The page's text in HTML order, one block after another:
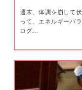
週末、体調を崩して
って、エネルギーバ
ログ…